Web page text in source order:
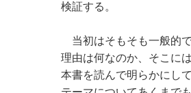
検証する。
当初はそもそも一般的
理由は何なのか、そこに
本書を読んで明らかにし